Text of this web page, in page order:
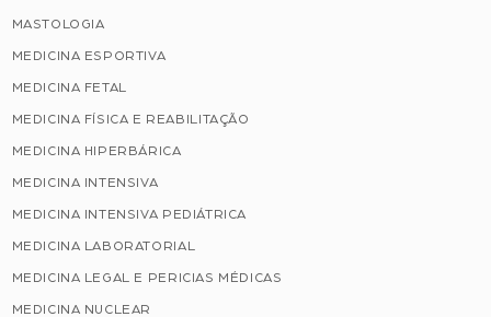
MASTOLOGIA
MEDICINA ESPORTIVA
MEDICINA FETAL
MEDICINA FÍSICA E REABILITAÇÃO
MEDICINA HIPERBÁRICA
MEDICINA INTENSIVA
MEDICINA INTENSIVA PEDIÁTRICA
MEDICINA LABORATORIAL
MEDICINA LEGAL E PERICIAS MÉDICAS
MEDICINA NUCLEAR